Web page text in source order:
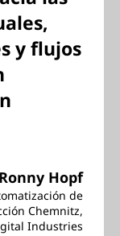
y flujos
Ronny Hopf
de
Chemnitz,
Industries